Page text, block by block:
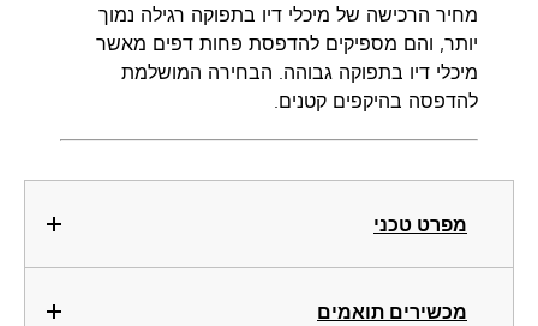
מפרט טכני
מכשירים תואמים
מחיר הרכישה של מיכלי דיו בתפוקה רגילה נמוך
יותר, והם מספיקים להדפסת פחות דפים מאשר
מיכלי דיו בתפוקה גבוהה. הבחירה המושלמת
להדפסה בהיקפים קטנים.